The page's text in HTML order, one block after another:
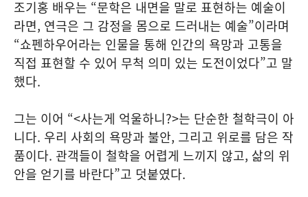
조기홍 배우는 “문학은 내면을 말로 표현하는 예술이
라면, 연극은 그 감정을 몸으로 드러내는 예술”이라며
“쇼펜하우어라는 인물을 통해 인간의 욕망과 고통을
직접 표현할 수 있어 무척 의미 있는 도전이었다”고 말
했다.
그는 이어 “<사는게 억울하니?>는 단순한 철학극이 아
니다. 우리 사회의 욕망과 불안, 그리고 위로를 담은 작
품이다. 관객들이 철학을 어렵게 느끼지 않고, 삶의 위
안을 얻기를 바란다”고 덧붙였다.